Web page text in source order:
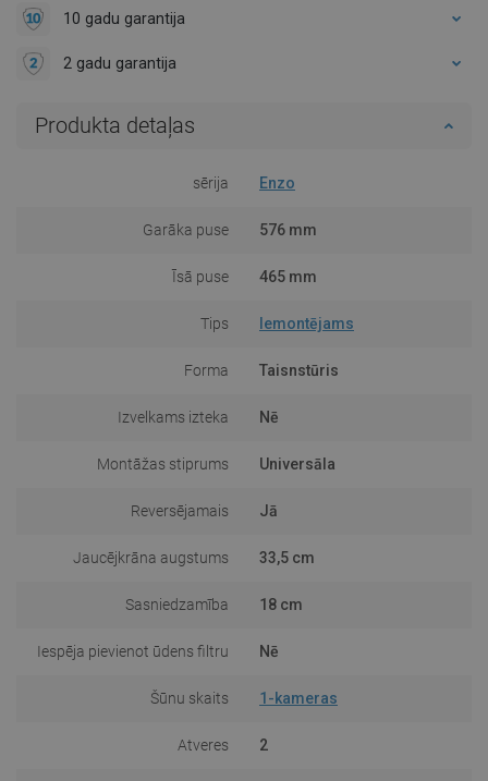
10 gadu garantija
2 gadu garantija
Produkta detaļas
sērija Enzo
Garāka puse 576 mm
Īsā puse 465 mm
Tips Iemontējams
Forma Taisnstūris
Izvelkams izteka Nē
Montāžas stiprums Universāla
Reversējamais Jā
Jaucējkrāna augstums 33,5 cm
Sasniedzamība 18 cm
Iespēja pievienot ūdens filtru Nē
Šūnu skaits 1-kameras
Atveres 2